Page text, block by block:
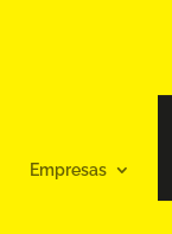
Empresas